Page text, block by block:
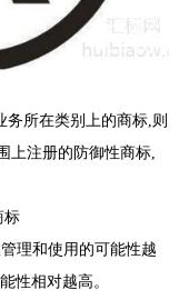
所在类别上的商标,则
上注册的防御性商标,
标
理和使用的可能性越
性相对越高。